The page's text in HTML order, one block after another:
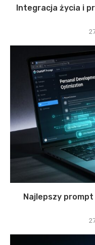
Integracja życia i
Najlepszy